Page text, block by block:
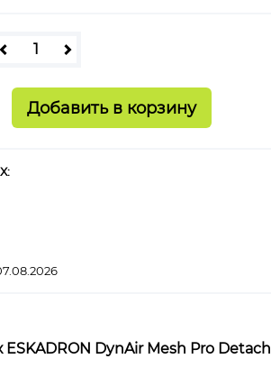
DynAir Mesh Pro Detach